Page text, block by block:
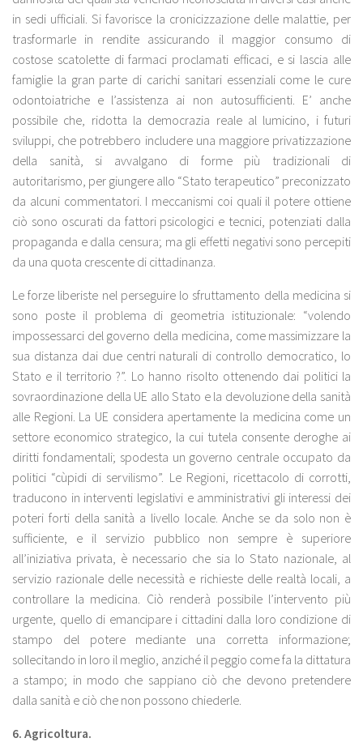
in sedi ufficiali. Si favorisce la cronicizzazione delle malattie, per
trasformarle in rendite assicurando il maggior consumo di
costose scatolette di farmaci proclamati efficaci, e si lascia alle
famiglie la gran parte di carichi sanitari essenziali come le cure
odontoiatriche e l’assistenza ai non autosufficienti. E’ anche
possibile che, ridotta la democrazia reale al lumicino, i futuri
sviluppi, che potrebbero includere una maggiore privatizzazione
della sanità, si avvalgano di forme più tradizionali di
autoritarismo, per giungere allo “Stato terapeutico” preconizzato
da alcuni commentatori. I meccanismi coi quali il potere ottiene
ciò sono oscurati da fattori psicologici e tecnici, potenziati dalla
propaganda e dalla censura; ma gli effetti negativi sono percepiti
da una quota crescente di cittadinanza.
Le forze liberiste nel perseguire lo sfruttamento della medicina si
sono poste il problema di geometria istituzionale: “volendo
impossessarci del governo della medicina, come massimizzare la
sua distanza dai due centri naturali di controllo democratico, lo
Stato e il territorio ?”. Lo hanno risolto ottenendo dai politici la
sovraordinazione della UE allo Stato e la devoluzione della sanità
alle Regioni. La UE considera apertamente la medicina come un
settore economico strategico, la cui tutela consente deroghe ai
diritti fondamentali; spodesta un governo centrale occupato da
politici “cùpidi di servilismo”. Le Regioni, ricettacolo di corrotti,
traducono in interventi legislativi e amministrativi gli interessi dei
poteri forti della sanità a livello locale. Anche se da solo non è
sufficiente, e il servizio pubblico non sempre è superiore
all’iniziativa privata, è necessario che sia lo Stato nazionale, al
servizio razionale delle necessità e richieste delle realtà locali, a
controllare la medicina. Ciò renderà possibile l’intervento più
urgente, quello di emancipare i cittadini dalla loro condizione di
stampo del potere mediante una corretta informazione;
sollecitando in loro il meglio, anziché il peggio come fa la dittatura
a stampo; in modo che sappiano ciò che devono pretendere
dalla sanità e ciò che non possono chiederle.
6. Agricoltura.